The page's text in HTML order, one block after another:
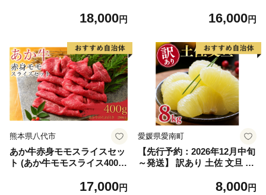
産【山形eLab】 ka074-023-r
18,000円 16,000円
熊本県八代市
あか牛赤身モモスライスセッ
ト (あか牛モモスライス400
17,000円
愛媛県愛南町
【先行予約：2026年12月中旬
～発送】 訳あり 土佐 文旦 8k
ス) 8000円 わけあり ぶんたん
8,000円